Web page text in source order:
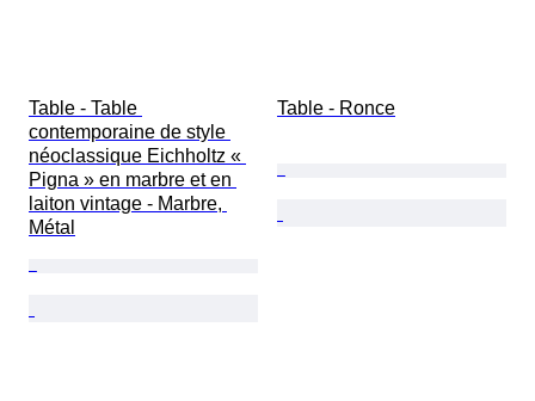
Table - Table
contemporaine de style
néoclassique Eichholtz «
Pigna » en marbre et en
laiton vintage - Marbre,
Métal
Table - Ronce